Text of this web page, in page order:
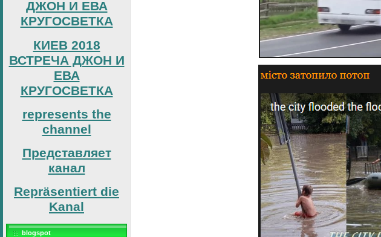
ДЖОН И ЕВА
КРУГОСВЕТКА
КИЕВ 2018
ВСТРЕЧА ДЖОН И
ЕВА
КРУГОСВЕТКА
represents the
channel
Представляет
канал
Repräsentiert die
Kanal
blogspot